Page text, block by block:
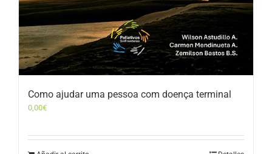
Como ajudar uma pessoa com doença terminal
0,00€